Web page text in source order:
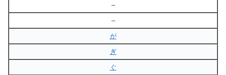
–
–
が
ぎ
ぐ